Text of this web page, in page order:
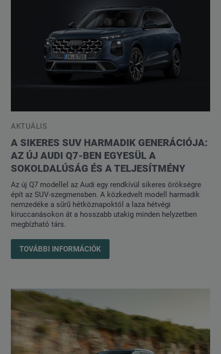
AKTUÁLIS
A SIKERES SUV HARMADIK GENERÁCIÓJA:
AZ ÚJ AUDI Q7-BEN EGYESÜL A
SOKOLDALÚSÁG ÉS A TELJESÍTMÉNY
Az új Q7 modellel az Audi egy rendkívül sikeres örökségre
épít az SUV-szegmensben. A közkedvelt modell harmadik
nemzedéke a sűrű hétköznapoktól a laza hétvégi
kiruccanásokon át a hosszabb utakig minden helyzetben
megbízható társ.
TOVÁBBI INFORMÁCIÓK